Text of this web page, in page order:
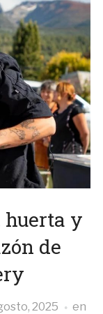
huerta y
de
2025
en